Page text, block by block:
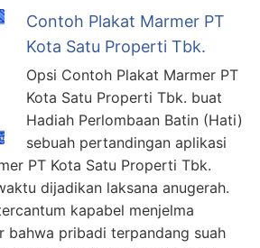
Contoh Plakat Marmer PT
Kota Satu Properti Tbk.
Opsi Contoh Plakat Marmer PT
Kota Satu Properti Tbk. buat
Hadiah Perlombaan Batin (Hati)
sebuah pertandingan aplikasi
PT Kota Satu Properti Tbk.
dijadikan laksana anugerah.
kapabel menjelma
bahwa pribadi terpandang suah